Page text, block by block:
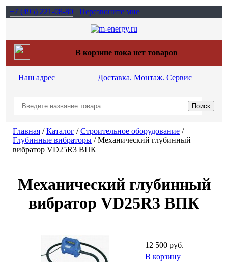
+7 (495) 221-08-80 Перезвоните мне
В корзине пока нет товаров
Наш адрес Доставка. Монтаж. Сервис
Главная /Каталог /Строительное оборудование /
Глубинные вибраторы /Механический глубинный
вибратор VD25R3 ВПК
Механический глубинный
вибратор VD25R3 ВПК
12 500 руб.
В корзину